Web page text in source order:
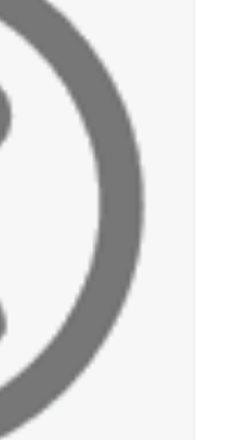
بالصور : حدائق
أخبار لبنان بالصور: الجيش
أخبار لبنان الجيش اللبناني :
أخبار لبنان قوى الأمن الداخلي : كمائن
أخبار لبنان جنبلاط: هل أصبحت
الرئيس الأميركي